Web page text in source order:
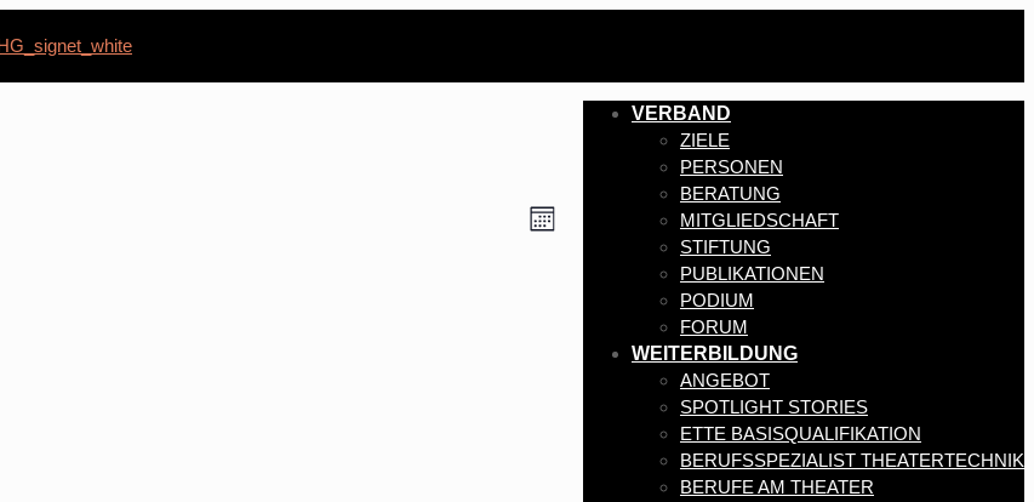
VERBAND
ZIELE
PERSONEN
BERATUNG
MITGLIEDSCHAFT
STIFTUNG
PUBLIKATIONEN
PODIUM
FORUM
WEITERBILDUNG
ANGEBOT
SPOTLIGHT STORIES
ETTE BASISQUALIFIKATION
BERUFSSPEZIALIST THEATERTECHNIK
BERUFE AM THEATER
Ansichten-
Navigation
Veranstaltung
Ansichten-
Navigation
Monat